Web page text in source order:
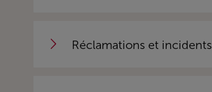
Réclamations et incidents